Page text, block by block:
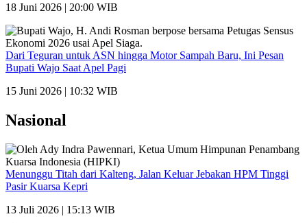
18 Juni 2026 | 20:00 WIB
Dari Teguran untuk ASN hingga Motor Sampah Baru, Ini Pesan
Bupati Wajo Saat Apel Pagi
15 Juni 2026 | 10:32 WIB
Nasional
Menunggu Titah dari Kalteng, Jalan Keluar Jebakan HPM Tinggi
Pasir Kuarsa Kepri
13 Juli 2026 | 15:13 WIB